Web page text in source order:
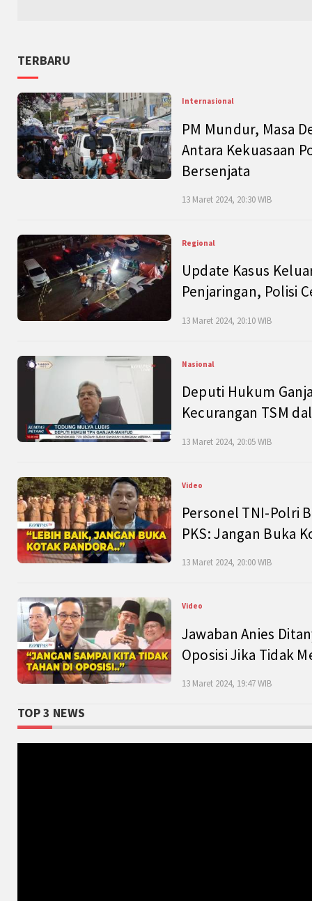
TERBARU
Internasional
PM Mundur, Masa
Antara Kekuasaan
Bersenjata
13 Maret 2024, 20:30 WIB
Regional
Update Kasus
Penjaringan, Polisi
13 Maret 2024, 20:10 WIB
Nasional
Deputi Hukum
Kecurangan TSM
13 Maret 2024, 20:05 WIB
Video
Personel TNI-Polri
PKS: Jangan Buka
13 Maret 2024, 20:00 WIB
Video
Jawaban Anies
Oposisi Jika Tidak
13 Maret 2024, 19:47 WIB
TOP 3 NEWS